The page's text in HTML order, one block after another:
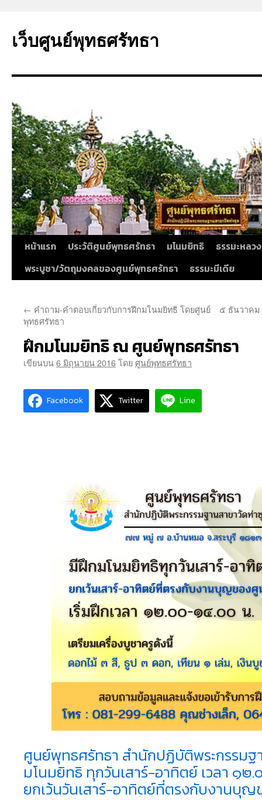
ยัง
เว็บศูนย์พุทธศรัทธา
หน้าแรก ประวัติศูนย์พุทธศรัทธา มโนมยิทธิ
ธรรมะหลว
พระบูชา/วัตถุมงคลของศูนย์พุทธศรัทธา
ธรรมะมีเดีย
← คำถาม-คำตอบเกี่ยวกับการฝึกมโนมยิทธิ โดยศูนย์
พุทธศรัทธา
๕ ธันวาค
ฝึกมโนมยิทธิ ณ ศูนย์พุทธศรัทธา
เขียนบน6 มิถุนายน 2016โดยศูนย์พุทธศรัทธา
Facebook Twitter Line
ศูนย์พุทธศรัทธา สำนักปฏิบัติพระกรรม
มโนมยิทธิ ทุกวันเสาร์-อาทิตย์ เวลา ๑๒.
ยกเว้นวันเสาร์-อาทิตย์ที่ตรงกับงานบุ